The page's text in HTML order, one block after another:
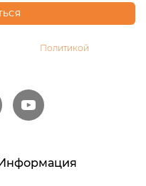
Политикой
Информация